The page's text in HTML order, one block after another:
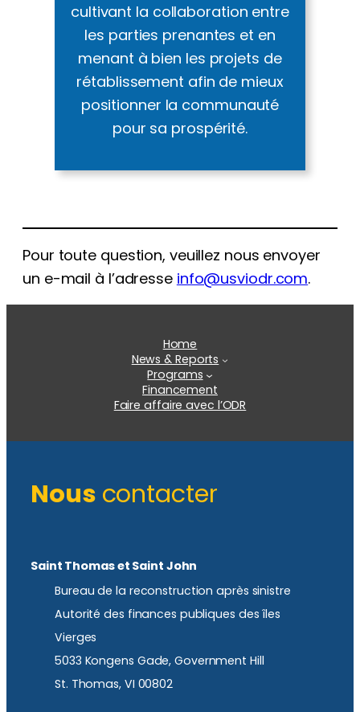
cultivant la collaboration entre
les parties prenantes et en
menant à bien les projets de
rétablissement afin de mieux
positionner la communauté
pour sa prospérité.
Pour toute question, veuillez nous envoyer
un e-mail à l’adresse info@usviodr.com.
Home
News & Reports
Programs
Financement
Faire affaire avec l’ODR
Nous contacter
Saint Thomas et Saint John
Bureau de la reconstruction après sinistre
Autorité des finances publiques des îles
Vierges
5033 Kongens Gade, Government Hill
St. Thomas, VI 00802